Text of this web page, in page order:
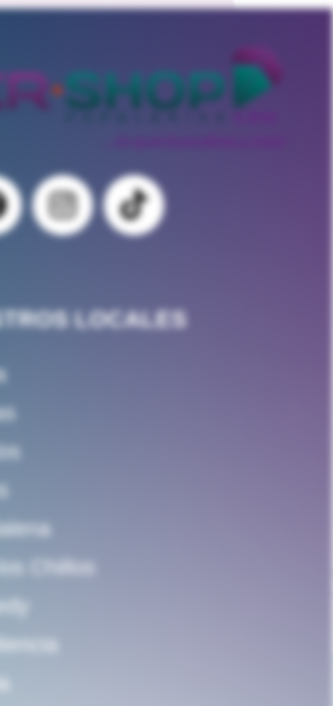
LOCALES
Chillos